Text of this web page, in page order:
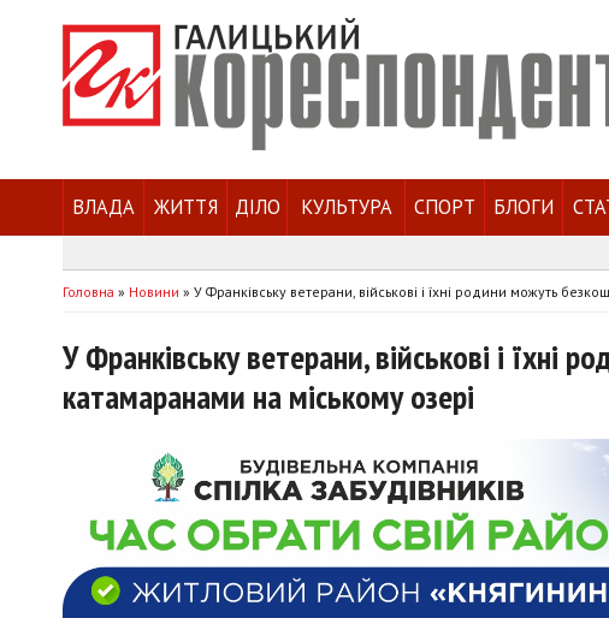
ВЛАДА ЖИТТЯ ДІЛО КУЛЬТУРА СПОРТ БЛОГИ
Головна » Новини » У Франківську ветерани, військові і їхні родини можуть
У Франківську ветерани, військові і їхні
катамаранами на міському озері